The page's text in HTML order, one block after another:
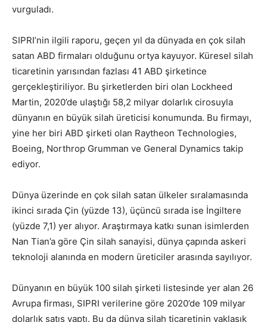
vurguladı.
SIPRI’nin ilgili raporu, geçen yıl da dünyada en çok silah
satan ABD firmaları olduğunu ortya kayuyor. Küresel silah
ticaretinin yarısından fazlası 41 ABD şirketince
gerçekleştiriliyor. Bu şirketlerden biri olan Lockheed
Martin, 2020’de ulaştığı 58,2 milyar dolarlık cirosuyla
dünyanın en büyük silah üreticisi konumunda. Bu firmayı,
yine her biri ABD şirketi olan Raytheon Technologies,
Boeing, Northrop Grumman ve General Dynamics takip
ediyor.
Dünya üzerinde en çok silah satan ülkeler sıralamasında
ikinci sırada Çin (yüzde 13), üçüncü sırada ise İngiltere
(yüzde 7,1) yer alıyor. Araştırmaya katkı sunan isimlerden
Nan Tian’a göre Çin silah sanayisi, dünya çapında askeri
teknoloji alanında en modern üreticiler arasında sayılıyor.
Dünyanın en büyük 100 silah şirketi listesinde yer alan 26
Avrupa firması, SIPRI verilerine göre 2020’de 109 milyar
dolarlık satış yaptı. Bu da dünya silah ticaretinin yaklaşık